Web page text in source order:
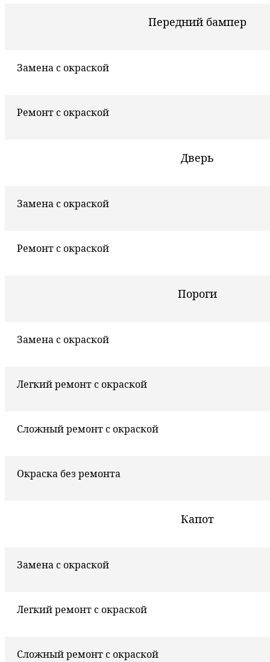
Передний бампер
Замена с окраской
Ремонт с окраской
Дверь
Замена с окраской
Ремонт с окраской
Пороги
Замена с окраской
Легкий ремонт с окраской
Сложный ремонт с окраской
Окраска без ремонта
Капот
Замена с окраской
Легкий ремонт с окраской
Сложный ремонт с окраской